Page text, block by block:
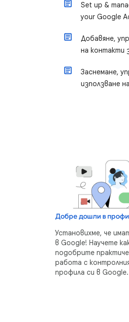
Set up &
your Google
Добавяне,
на контакти
Заснемане,
използване
Добре дошли в
Установихме, че
в Google! Научете
подобрите
работа с
профила си в Google.